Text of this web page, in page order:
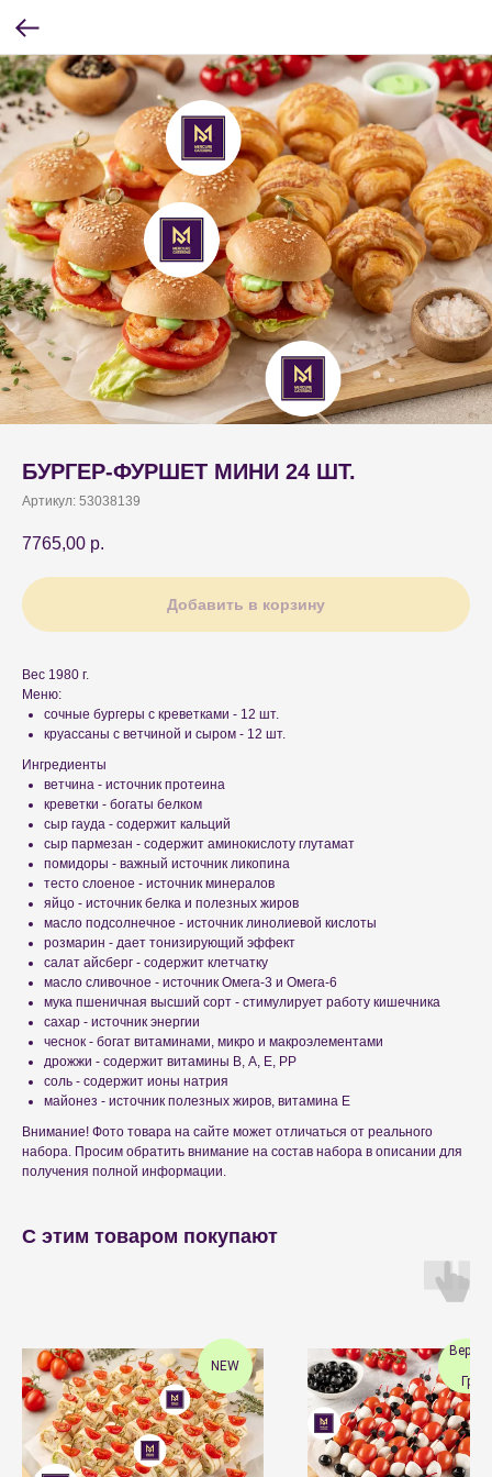
БУРГЕР-ФУРШЕТ МИНИ 24 ШТ.
Артикул: 53038139
7765,00 р.
Добавить в корзину
Вес 1980 г.
Меню:
сочные бургеры с креветками - 12 шт.
круассаны с ветчиной и сыром - 12 шт.
Ингредиенты
ветчина - источник протеина
креветки - богаты белком
сыр гауда - содержит кальций
сыр пармезан - содержит аминокислоту глутамат
помидоры - важный источник ликопина
тесто слоеное - источник минералов
яйцо - источник белка и полезных жиров
масло подсолнечное - источник линолиевой кислоты
розмарин - дает тонизирующий эффект
салат айсберг - содержит клетчатку
масло сливочное - источник Омега-3 и Омега-6
мука пшеничная высший сорт - стимулирует работу кишечника
сахар - источник энергии
чеснок - богат витаминами, микро и макроэлементами
дрожжи - содержит витамины В, А, Е, РР
соль - содержит ионы натрия
майонез - источник полезных жиров, витамина Е
Внимание! Фото товара на сайте может отличаться от реального
набора. Просим обратить внимание на состав набора в описании для
получения полной информации.
С этим товаром покупают
NEW